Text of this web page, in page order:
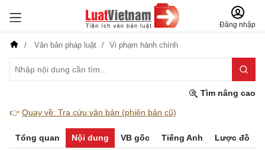
Đăng nhập
Văn bản pháp luật Vi phạm hành chính
Tìm nâng cao
👉 Quay về: Tra cứu văn bản (phiên bản cũ)
Tổng quan Nội dung VB gốc Tiếng Anh Lược đồ